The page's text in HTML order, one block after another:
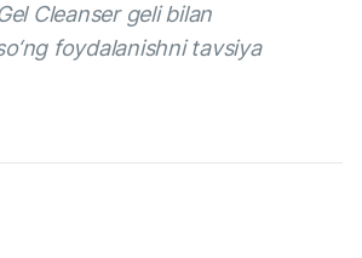
Cleanser geli bilan
foydalanishni tavsiya